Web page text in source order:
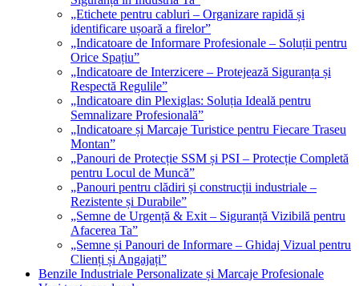
„Etichete pentru cabluri – Organizare rapidă și
identificare ușoară a firelor”
„Indicatoare de Informare Profesionale – Soluții pentru
Orice Spațiu”
„Indicatoare de Interzicere – Protejează Siguranța și
Respectă Regulile”
„Indicatoare din Plexiglas: Soluția Ideală pentru
Semnalizare Profesională”
„Indicatoare și Marcaje Turistice pentru Fiecare Traseu
Montan”
„Panouri de Protecție SSM și PSI – Protecție Completă
pentru Locul de Muncă”
„Panouri pentru clădiri și construcții industriale –
Rezistente și Durabile”
„Semne de Urgență & Exit – Siguranță Vizibilă pentru
Afacerea Ta”
„Semne și Panouri de Informare – Ghidaj Vizual pentru
Clienți și Angajați”
Benzile Industriale Personalizate și Marcaje Profesionale